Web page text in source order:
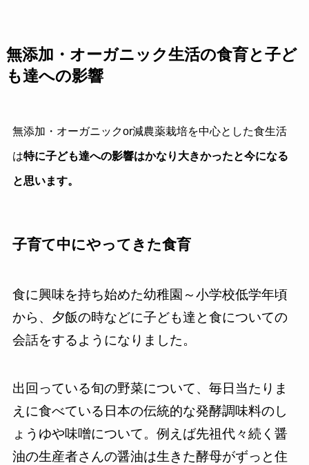
無添加・オーガニック生活の食育と子ど
も達への影響
無添加・オーガニックor減農薬栽培を中心とした食生活
は特に子ども達への影響はかなり大きかったと今になる
と思います。
子育て中にやってきた食育
食に興味を持ち始めた幼稚園～小学校低学年頃
から、夕飯の時などに子ども達と食についての
会話をするようになりました。
出回っている旬の野菜について、毎日当たりま
えに食べている日本の伝統的な発酵調味料のし
ょうゆや味噌について。例えば先祖代々続く醤
油の生産者さんの醤油は生きた酵母がずっと住